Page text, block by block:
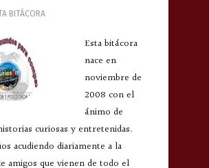
BITÁCORA
Esta bitácora
nace en
noviembre de
2008 con el
ánimo de
curiosas y entretenidas.
acudiendo diariamente a la
amigos que vienen de todo el